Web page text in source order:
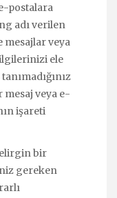
postalara
adı verilen
mesajlar veya
ele
veya e-
işareti
bir
gereken